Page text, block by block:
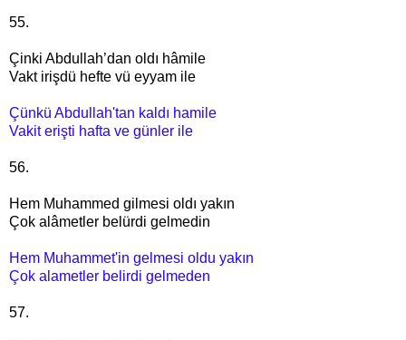
55.
Çinki Abdullah’dan oldı hâmile
Vakt irişdü hefte vü eyyam ile
Çünkü Abdullah'tan kaldı hamile
Vakit erişti hafta ve günler ile
56.
Hem Muhammed gilmesi oldı yakın
Çok alâmetler belürdi gelmedin
Hem Muhammet'in gelmesi oldu yakın
Çok alametler belirdi gelmeden
57.